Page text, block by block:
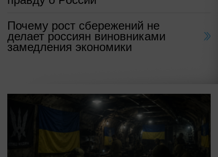
Почему рост сбережений не
делает россиян виновниками
замедления экономики